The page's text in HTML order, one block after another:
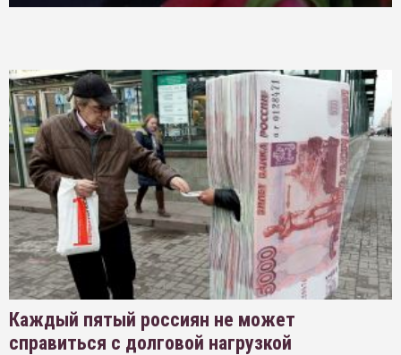
Каждый пятый россиян не может
справиться с долговой нагрузкой